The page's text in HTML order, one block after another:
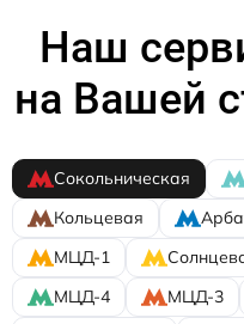
Наш
на Вашей
Сокольническая
Кольцевая
МЦД-1
МЦД-4
МЦД-3